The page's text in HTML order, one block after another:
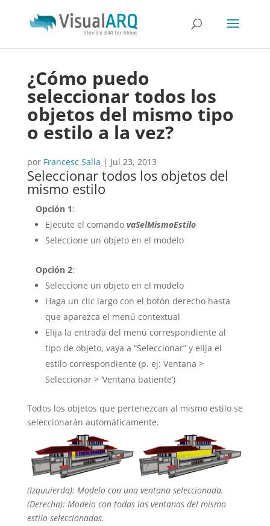
¿Cómo puedo
seleccionar todos los
objetos del mismo tipo
o estilo a la vez?
por Francesc Salla | Jul 23, 2013
Seleccionar todos los objetos del
mismo estilo
Opción 1:
Ejecute el comando vaSelMismoEstilo
Seleccione un objeto en el modelo
Opción 2:
Seleccione un objeto en el modelo
Haga un clic largo con el botón derecho hasta
que aparezca el menú contextual
Elija la entrada del menú correspondiente al
tipo de objeto, vaya a “Seleccionar” y elija el
estilo correspondiente (p. ej: Ventana >
Seleccionar > ‘Ventana batiente’)
Todos los objetos que pertenezcan al mismo estilo se
seleccionarán automáticamente.
(Izquuierda): Modelo con una ventana seleccionada.
(Derecha): Modelo con todas las ventanas del mismo
estilo seleccionadas.